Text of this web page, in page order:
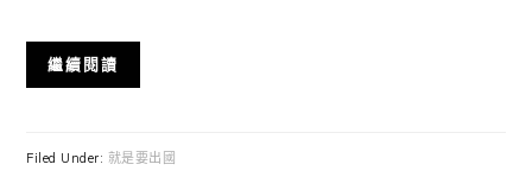
繼續閱讀
Filed Under: 就是要出國